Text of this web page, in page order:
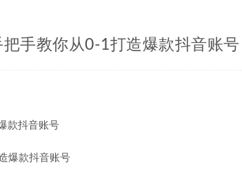
手教你从0-1打造爆款抖音账号
款抖音账号